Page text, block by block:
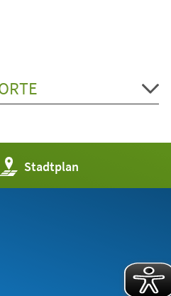
Stadtplan
(Öffnet